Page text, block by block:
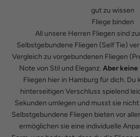
gut zu wissen
Fliege binden
All unsere Herren Fliegen sind
Selbstgebundene Fliegen (Self Tie)
Vergleich zu vorgebundenen Fliegen
Note von Stil und Eleganz. Aber keine
Fliegen hier in Hamburg für dich. Du
hinterseitigen Verschluss spielend
Sekunden umlegen und musst sie
Selbstgebundene Fliegen bieten vor
ermöglichen sie eine individuelle